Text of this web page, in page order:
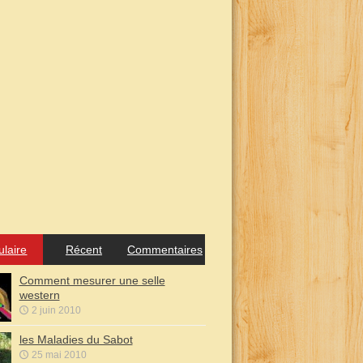
Récent Commentaires
Comment mesurer une selle
western
2 juin 2010
les Maladies du Sabot
25 mai 2010